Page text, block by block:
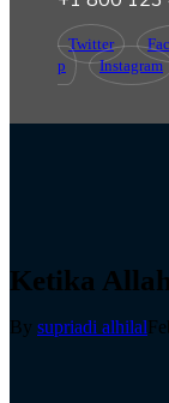
Twitter
p
Instagram
Ketika
By supriadi alhilal